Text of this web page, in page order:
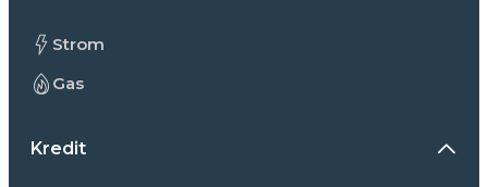
Strom
Gas
Kredit